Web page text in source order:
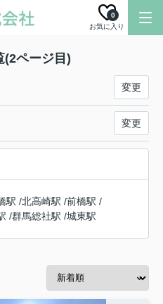
お気に入り
0
(2ページ目)
変更
変更
駅 /北高崎駅 /前橋駅 /
/群馬総社駅 /城東駅